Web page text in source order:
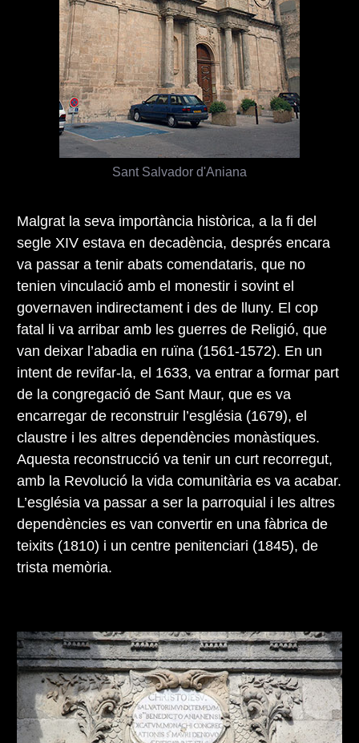
Malgrat la seva importància històrica, a la fi del
segle XIV estava en decadència, després encara
va passar a tenir abats comendataris, que no
tenien vinculació amb el monestir i sovint el
governaven indirectament i des de lluny. El cop
fatal li va arribar amb les guerres de Religió, que
van deixar l’abadia en ruïna (1561-1572). En un
intent de revifar-la, el 1633, va entrar a formar part
de la congregació de Sant Maur, que es va
encarregar de reconstruir l’església (1679), el
claustre i les altres dependències monàstiques.
Aquesta reconstrucció va tenir un curt recorregut,
amb la Revolució la vida comunitària es va acabar.
L’església va passar a ser la parroquial i les altres
dependències es van convertir en una fàbrica de
teixits (1810) i un centre penitenciari (1845), de
trista memòria.
Sant Salvador d'Aniana